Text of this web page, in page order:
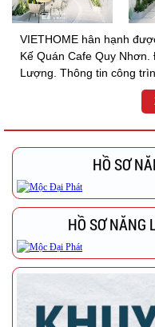
VIETHOME hân hạnh
Kế Quán Cafe Quy
Lượng. Thông tin công
Cafe Sông Trăng) ๏ Diện
HỒ SƠ
HỒ SƠ NĂNG